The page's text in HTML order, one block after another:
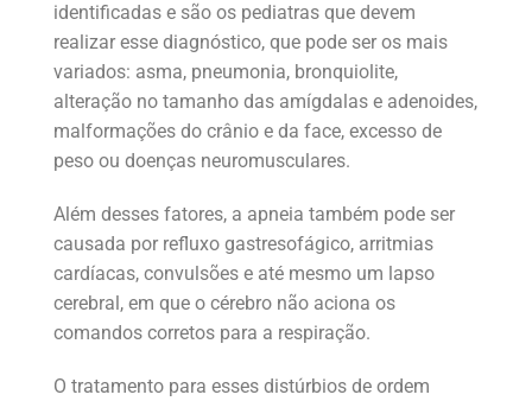
identificadas e são os pediatras que devem
realizar esse diagnóstico, que pode ser os mais
variados: asma, pneumonia, bronquiolite,
alteração no tamanho das amígdalas e adenoides,
malformações do crânio e da face, excesso de
peso ou doenças neuromusculares.
Além desses fatores, a apneia também pode ser
causada por refluxo gastresofágico, arritmias
cardíacas, convulsões e até mesmo um lapso
cerebral, em que o cérebro não aciona os
comandos corretos para a respiração.
O tratamento para esses distúrbios de ordem